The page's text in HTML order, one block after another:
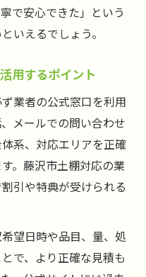
で安心できた」という
いえるでしょう。
用するポイント
業者の公式窓口を利用
メールでの問い合わせ
系、対応エリアを正確
。藤沢市土棚対応の業
引や特典が受けられる
望日時や品目、量、処
で、より正確な見積も